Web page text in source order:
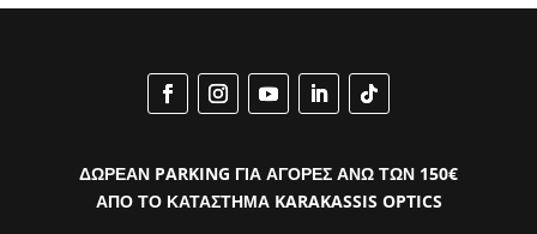
ΔΩΡΕΑΝ PARKING ΓΙΑ ΑΓΟΡΕΣ ΑΝΩ ΤΩΝ 150€
ΑΠΟ ΤΟ ΚΑΤΑΣΤΗΜΑ KARAKASSIS OPTICS